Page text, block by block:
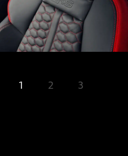
1 2 3